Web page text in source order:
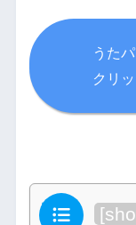
うた
クリ
目次 [